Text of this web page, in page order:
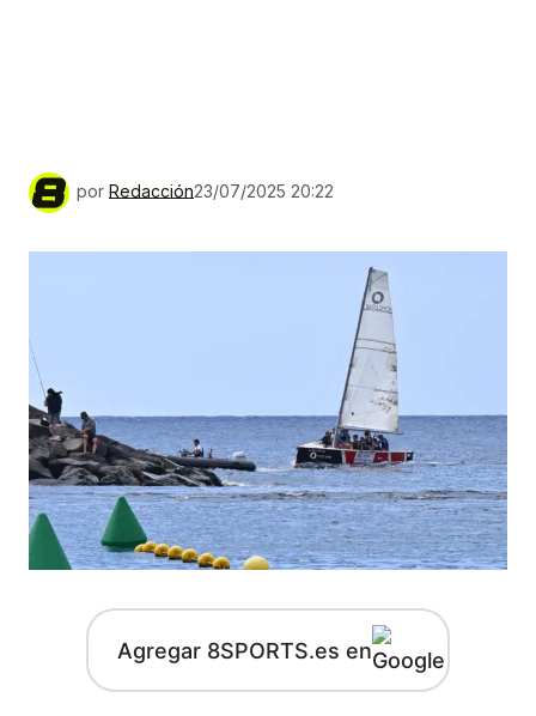
por Redacción23/07/2025 20:22
Agregar 8SPORTS.es en